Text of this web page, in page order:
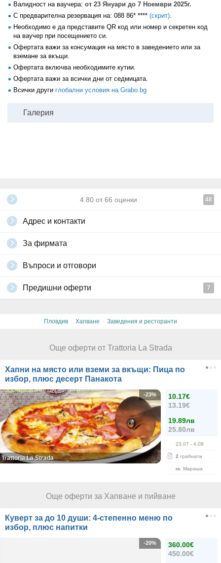
Валидност на ваучера: от 23 Януари до 7 Ноември 2025г.
С предварителна резервация на: 088 86* **** (скрит).
Необходимо е да представите QR код или номер и секретен код
на ваучер при посещението си.
Офертата важи за консумация на място в заведението или за
вземане за вкъщи.
Офертата включва необходимите кутии.
Офертата важи за всички дни от седмицата.
Всички други глобални условия на Grabo.bg
Галерия
4.80 от 66 оценки 48
Адрес и контакти
За фирмата
Въпроси и отговори
Предишни оферти 7
Пловдив · Хапване · Заведения и ресторанти
Още оферти от Trattoria La Strada
Хапни на място или вземи за вкъщи: Пица по
избор, плюс десерт Панакота
10.17€
13.19€
19.89лв
25.80лв
23.07 - 4.09
2 грабнати
кв. Мараша
-23%
Trattoria La Strada
Още оферти за Хапване и пийване
Куверт за до 10 души: 4-степенно меню по
избор, плюс напитки
360.00€
450.00€
-20%